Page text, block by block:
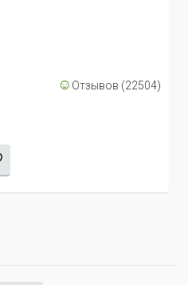
Отзывов (22504)